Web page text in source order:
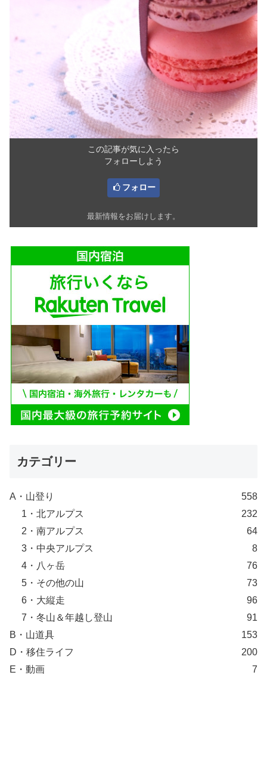
この記事が気に入ったら
フォローしよう
フォロー
最新情報をお届けします。
カテゴリー
A・山登り
558
1・北アルプス
232
2・南アルプス
64
3・中央アルプス
8
4・八ヶ岳
76
5・その他の山
73
6・大縦走
96
7・冬山＆年越し登山
91
B・山道具
153
D・移住ライフ
200
E・動画
7